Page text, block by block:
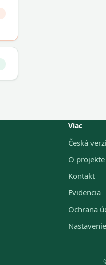
Viac
Česká
O projekte
Kontakt
Evidencia
Ochrana